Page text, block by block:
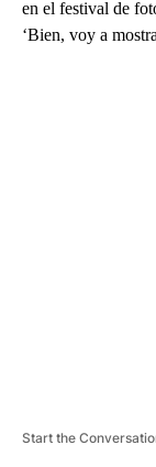
en el festival de
‘Bien, voy a
Start the